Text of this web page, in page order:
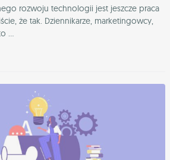
rozwoju technologii jest jeszcze praca
że tak. Dziennikarze, marketingowcy,
...